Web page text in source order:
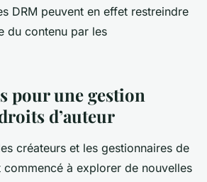
DRM peuvent en effet restreindre
du contenu par les
pour une gestion
d’auteur
créateurs et les gestionnaires de
commencé à explorer de nouvelles